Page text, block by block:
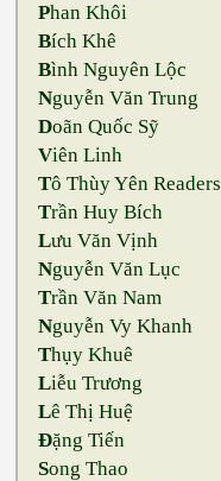
Phan Khôi
Bích Khê
Bình Nguyên Lộc
Nguyễn Văn Trung
Doãn Quốc Sỹ
Viên Linh
Tô Thùy Yên Readers
Trần Huy Bích
Lưu Văn Vịnh
Nguyễn Văn Lục
Trần Văn Nam
Nguyễn Vy Khanh
Thụy Khuê
Liễu Trương
Lê Thị Huệ
Đặng Tiến
Song Thao